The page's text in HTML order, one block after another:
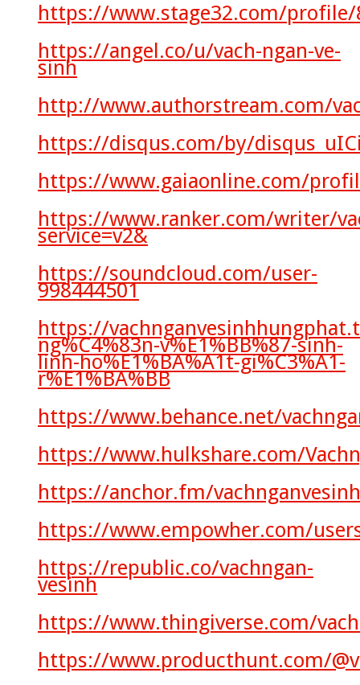
https://www.stage32.com/
https://angel.co/u/vach-ngan-ve-
sinh
http://www.authorstream.com/
https://disqus.com/by/
https://www.gaiaonline.com/
https://www.ranker.com/writer/
service=v2&
https://soundcloud.com/user-
998444501
https://
ng%C4%83n-v%E1%BB%87-sinh-
linh-ho%E1%BA%A1t-gi%C3%A1-
r%E1%BA%BB
https://www.behance.net/
https://www.hulkshare.com/
https://anchor.fm/vachnganvesinh
https://www.empowher.com/
https://republic.co/vachngan-
vesinh
https://www.thingiverse.com/
https://www.producthunt.com/